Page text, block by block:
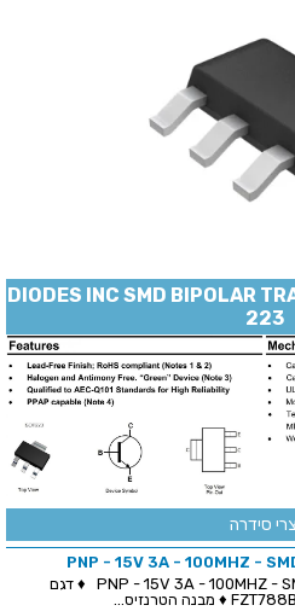
DIODES INC SMD BIPOLAR
223
סידרה
טרנזיסטור PNP - 15V 3A - 100MHZ - SMD ♦ דגם